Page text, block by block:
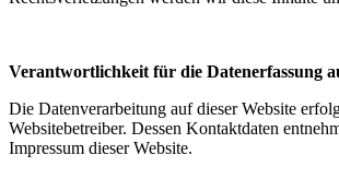
Verantwortlichkeit für die Datenerfassung
Die Datenverarbeitung auf dieser Website
Websitebetreiber. Dessen Kontaktdaten
Impressum dieser Website.